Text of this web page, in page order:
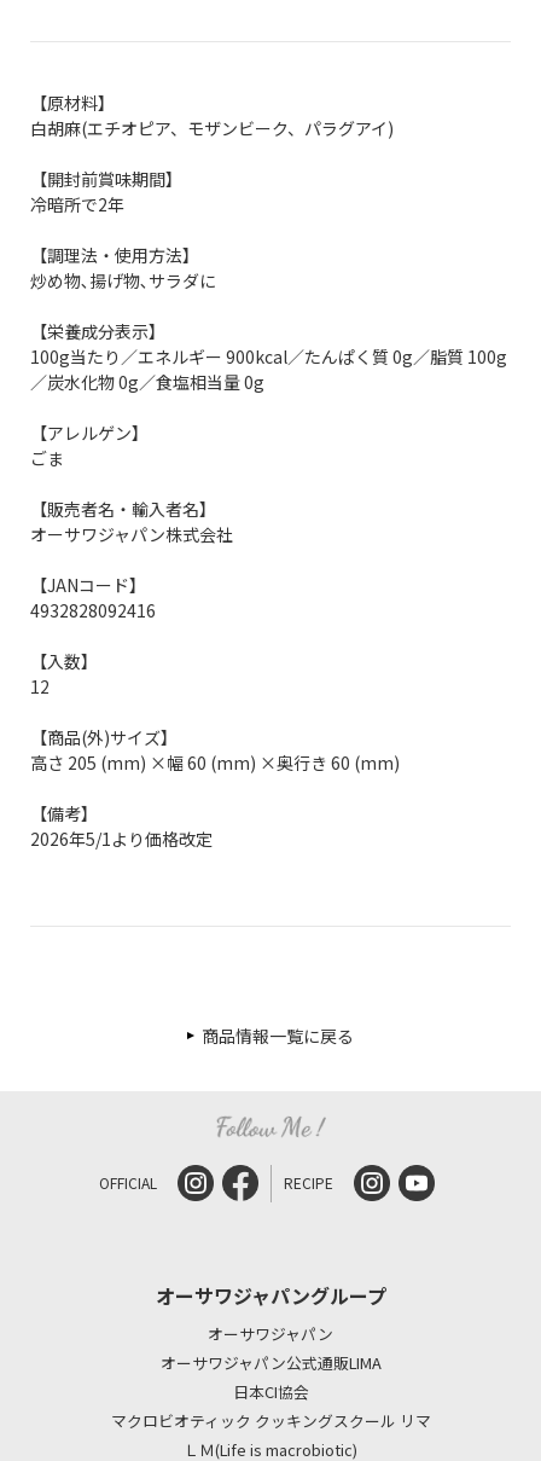
【原材料】
白胡麻(エチオピア、モザンビーク、パラグアイ)
【開封前賞味期間】
冷暗所で2年
【調理法・使用方法】
炒め物､揚げ物､サラダに
【栄養成分表示】
100g当たり／エネルギー 900kcal／たんぱく質 0g／脂質 100g
／炭水化物 0g／食塩相当量 0g
【アレルゲン】
ごま
【販売者名・輸入者名】
オーサワジャパン株式会社
【JANコード】
4932828092416
【入数】
12
【商品(外)サイズ】
高さ 205 (mm) ×幅 60 (mm) ×奥行き 60 (mm)
【備考】
2026年5/1より価格改定
商品情報一覧に戻る
OFFICIAL RECIPE
オーサワジャパングループ
オーサワジャパン
オーサワジャパン公式通販LIMA
日本CI協会
マクロビオティック クッキングスクール リマ
ＬＭ(Life is macrobiotic)